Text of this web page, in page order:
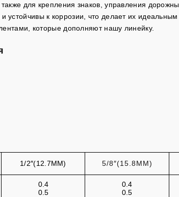
для крепления знаков, управления
к коррозии, что делает их
которые дополняют нашу линейку.
1/2″(12.7MM) 5/8″(15.8MM)
0.4
0.5
0.4
0.5